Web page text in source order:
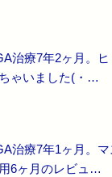
治療7年2ヶ月。
ゃいました(・…
治療7年1ヶ月。
6ヶ月のレビュ…